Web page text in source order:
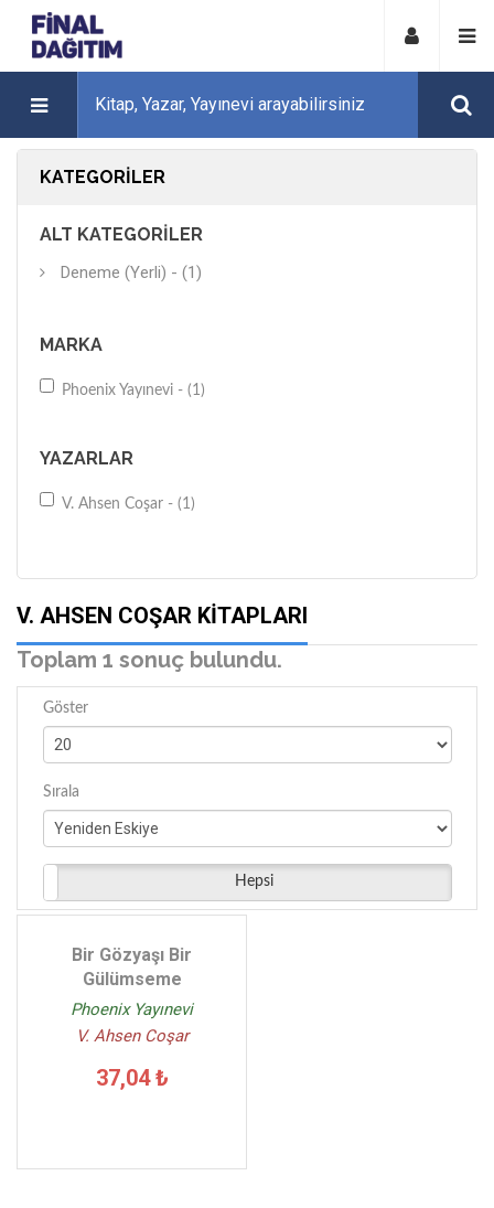
KATEGORILER
ALT KATEGORILER
Deneme (Yerli) - (1)
MARKA
Phoenix Yayınevi - (1)
YAZARLAR
V. Ahsen Coşar - (1)
V. AHSEN COŞAR KITAPLARI
Toplam 1 sonuç bulundu.
Göster
Sırala
Hepsi
Bir Gözyaşı Bir
Gülümseme
Phoenix Yayınevi
V. Ahsen Coşar
37,04 ₺